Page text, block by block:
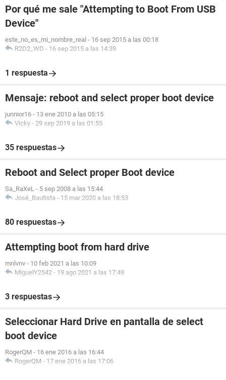
Por qué me sale "Attempting to Boot From USB
Device"
este_no_es_mi_nombre_real - 16 sep 2015 a las 00:18
R2D2_WD - 16 sep 2015 a las 14:39
1 respuesta
Mensaje: reboot and select proper boot device
junnior16 - 13 ene 2010 a las 05:15
Vicky - 29 sep 2019 a las 01:55
35 respuestas
Reboot and Select proper Boot device
Sa_RaXeL - 5 sep 2008 a las 15:44
José_Bautista - 15 mar 2020 a las 18:53
80 respuestas
Attempting boot from hard drive
mnlvnv - 10 feb 2021 a las 10:09
MiguelY2542 - 19 ago 2021 a las 17:49
3 respuestas
Seleccionar Hard Drive en pantalla de select
boot device
RogerQM - 16 ene 2016 a las 16:44
RogerQM - 17 ene 2016 a las 17:06